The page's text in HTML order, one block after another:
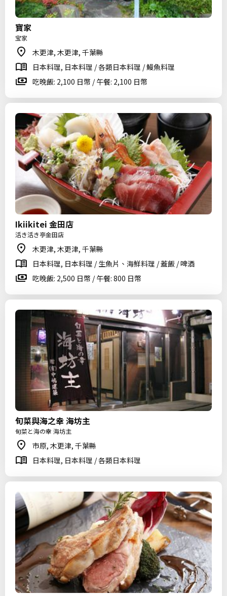
寶家
宝家
木更津, 木更津, 千葉縣
日本料理, 日本料理 / 各類日本料理 / 鰻魚料理
吃晚飯: 2,100 日幣 / 午餐: 2,100 日幣
Ikiikitei 金田店
活き活き亭金田店
木更津, 木更津, 千葉縣
日本料理, 日本料理 / 生魚片、海鮮料理 / 蓋飯 / 啤酒
吃晚飯: 2,500 日幣 / 午餐: 800 日幣
旬菜與海之幸 海坊主
旬菜と海の幸 海坊主
市原, 木更津, 千葉縣
日本料理, 日本料理 / 各類日本料理